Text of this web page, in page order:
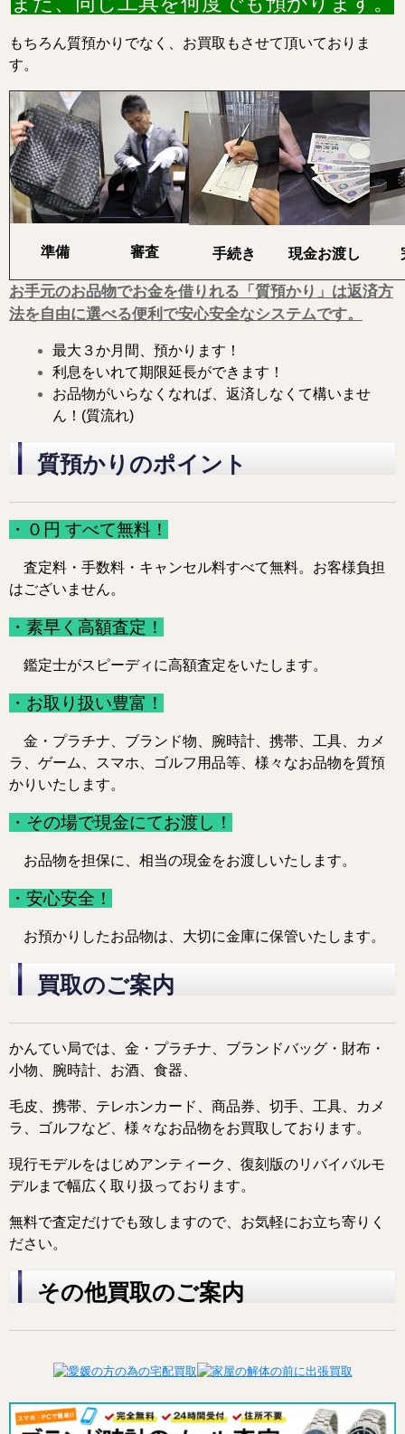
もちろん質預かりでなく、お買取もさせて頂いておりま
す。
準備 審査 手続き 現金お渡し
お手元のお品物でお金を借りれる「質預かり」は返済方
法を自由に選べる便利で安心安全なシステムです。
最大３か月間、預かります！
利息をいれて期限延長ができます！
お品物がいらなくなれば、返済しなくて構いませ
ん！(質流れ)
質預かりのポイント
・０円 すべて無料！
査定料・手数料・キャンセル料すべて無料。お客様負担
はございません。
・素早く高額査定！
鑑定士がスピーディに高額査定をいたします。
・お取り扱い豊富！
金・プラチナ、ブランド物、腕時計、 携帯、 工具、カメ
ラ、ゲーム、スマホ、ゴルフ用品等、様々なお品物を質預
かりいたします。
・その場で現金にてお渡し！
お品物を担保に、相当の現金をお渡しいたします。
・安心安全！
お預かりしたお品物は、大切に金庫に保管いたします。
買取のご案内
かんてい局では、金・プラチナ、ブランドバッグ・財布・
小物、腕時計、お酒、食器、
毛皮、携帯、テレホンカード
、商品券、切手、工具、カメ
ラ、ゴルフなど、様々なお品物をお買取しております。
現行モデルをはじめアンティーク、復刻版のリバイバルモ
デルまで幅広く取り扱っております。
無料で査定だけでも致しますので、お気軽にお立ち寄りく
ださい。
その他買取のご案内